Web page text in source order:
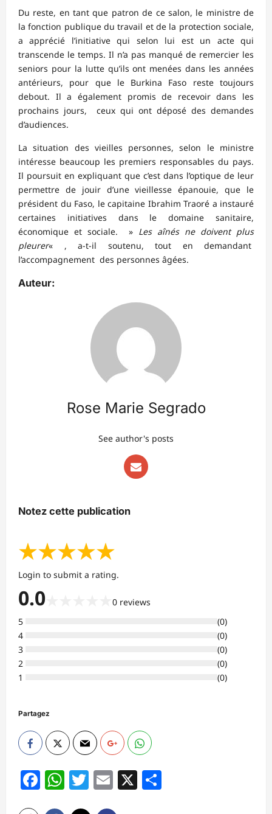
Du reste, en tant que patron de ce salon, le ministre de
la fonction publique du travail et de la protection sociale,
a apprécié l’initiative qui selon lui est un acte qui
transcende le temps. Il n’a pas manqué de remercier les
seniors pour la lutte qu’ils ont menées dans les années
antérieurs, pour que le Burkina Faso reste toujours
debout. Il a également promis de recevoir dans les
prochains jours, ceux qui ont déposé des demandes
d’audiences.
La situation des vieilles personnes, selon le ministre
intéresse beaucoup les premiers responsables du pays.
Il poursuit en expliquant que c’est dans l’optique de leur
permettre de jouir d’une vieillesse épanouie, que le
président du Faso, le capitaine Ibrahim Traoré a instauré
certaines initiatives dans le domaine sanitaire,
économique et sociale. » Les aînés ne doivent plus
pleurer« , a-t-il soutenu, tout en demandant
l’accompagnement des personnes âgées.
Auteur:
Rose Marie Segrado
See author's posts
Notez cette publication
★★★★★
Login to submit a rating.
0.0 0 reviews
5
(0)
4
(0)
3
(0)
2
(0)
1
(0)
Partagez
Facebook
WhatsApp
Twitter
Email
X